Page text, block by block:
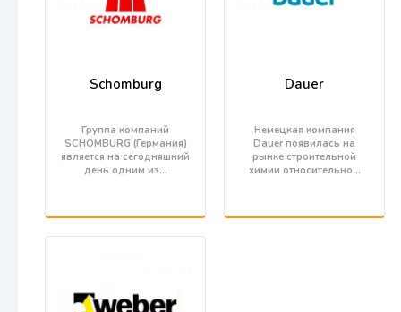
Schomburg
Группа компаний
SCHOMBURG (Германия)
является на сегодняшний
день одним из…
Dauer
Немецкая компания
Dauer появилась на
рынке строительной
химии относительно…